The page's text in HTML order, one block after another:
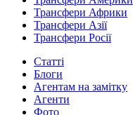
Трансфери Африки
Трансфери Азії
Трансфери Росії
Статті
Блоги
Агентам на замітку
Агенти
Фото